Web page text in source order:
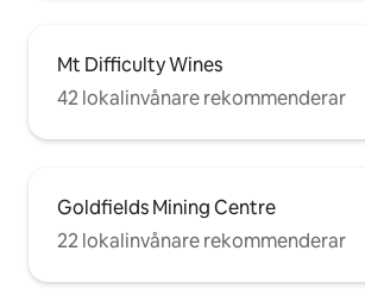
Mt Difficulty Wines
42 lokalinvånare rekommenderar
Goldfields Mining Centre
22 lokalinvånare rekommenderar